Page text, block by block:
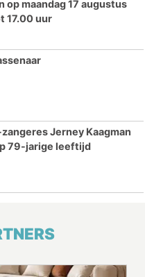
op maandag 17 augustus
17.00 uur
Jerney Kaagman
79-jarige leeftijd